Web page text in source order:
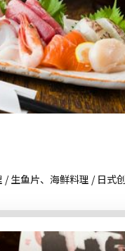
/ 生鱼片、海鲜料理 / 日式